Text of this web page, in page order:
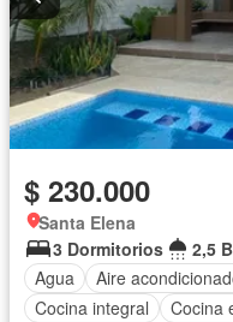
$ 230.000
Santa Elena
3 Dormitorios
2,5
Agua
Aire
Cocina integral
Cocina